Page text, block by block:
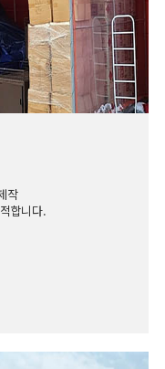
작
합니다.